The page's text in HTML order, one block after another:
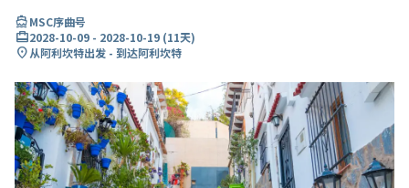
directions_boatMSC序曲号
card_travel2028-10-09 - 2028-10-19 (11天)
location_on从阿利坎特出发 - 到达阿利坎特